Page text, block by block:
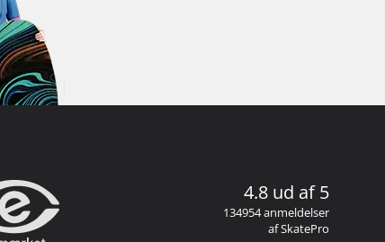
4.8 ud af 5
134954 anmeldelser
af SkatePro